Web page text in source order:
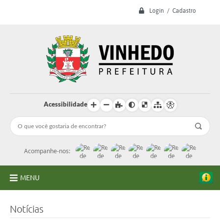
Login / Cadastro
Acessibilidade
Acompanhe-nos:
MENU
Notícias